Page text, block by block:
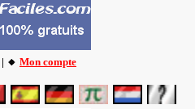
| 🔸 Mon compte